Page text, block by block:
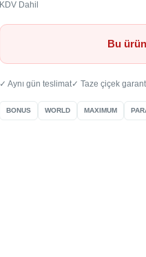
KDV Dahil
Bu
✓ Aynı gün teslimat✓ Taze çiçek
BONUS WORLD MAXIMUM